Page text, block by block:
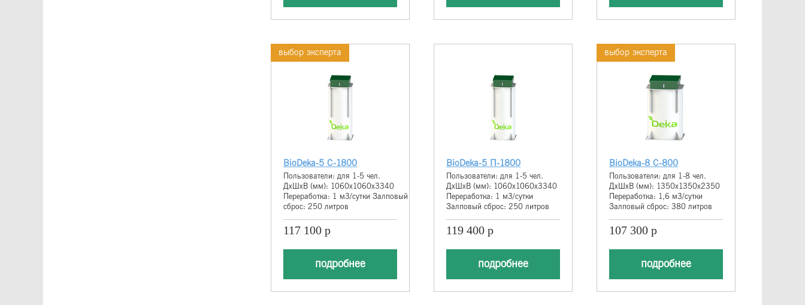
выбор эксперта
BioDeka-5 С-1800
Пользователи: для 1-5 чел.
ДхШхВ (мм): 1060х1060х3340
Переработка: 1 м3/сутки Залповый
сброс: 250 литров
117 100 р
подробнее
BioDeka-5 П-1800
Пользователи: для 1-5 чел.
ДхШхВ (мм): 1060х1060х3340
Переработка: 1 м3/сутки
Залповый сброс: 250 литров
119 400 р
подробнее
выбор эксперта
BioDeka-8 С-800
Пользователи: для 1-8 чел.
ДхШхВ (мм): 1350х1350х2350
Переработка: 1,6 м3/сутки
Залповый сброс: 380 литров
107 300 р
подробнее